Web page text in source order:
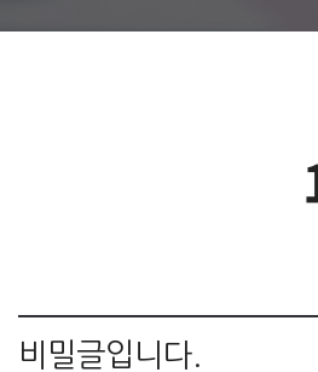
비밀글입니다.